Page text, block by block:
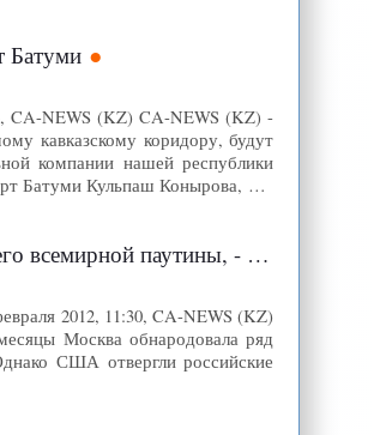
Батуми
CA-NEWS (KZ) CA-NEWS (KZ) -
кавказскому коридору, будут
компании нашей республики
Батуми Кульпаш Конырова, …
паутины, - "Ъ"
2012, 11:30, CA-NEWS (KZ)
Москва обнародовала ряд
США отвергли российские